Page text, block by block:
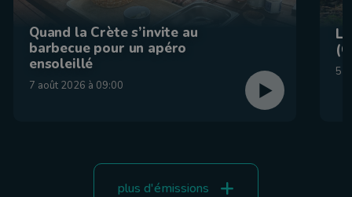
Quand la Crète s’invite au
barbecue pour un apéro
ensoleillé
7 août 2026 à 09:00
5
plus d'émissions